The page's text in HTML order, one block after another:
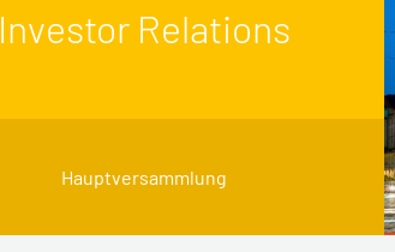
Investor Relations
Hauptversammlung